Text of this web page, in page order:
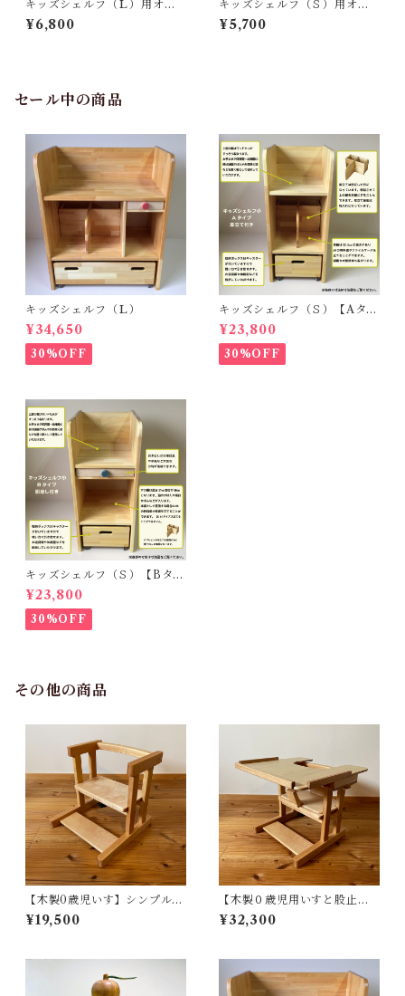
キッズシェルフ（Ｌ）用オプ
ション【ブックスタンド】
¥6,800
キッズシェルフ（Ｓ）用オプ
ション【ブックスタンド】
¥5,700
セール中の商品
キッズシェルフ（Ｌ）
¥34,650
30%OFF
キッズシェルフ（Ｓ）【Aタイ
プ・本立て付】
¥23,800
30%OFF
キッズシェルフ（Ｓ）【Bタイ
プ・引出し付】
¥23,800
30%OFF
その他の商品
【木製0歳児いす】シンプルな
設計で丈夫で安全なベビーチ
ェア。植物性自然塗料で塗
¥19,500
【木製０歳児用いすと股止め
板＋カットテーブルセット】
シンプルな設計で丈夫で安全
¥32,300